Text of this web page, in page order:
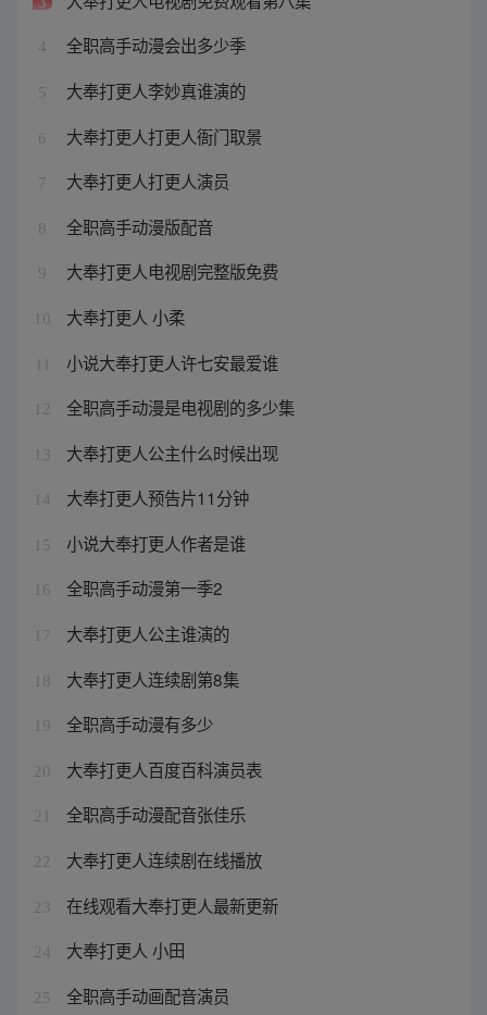
4 全职高手动漫会出多少季
5 大奉打更人李妙真谁演的
6 大奉打更人打更人衙门取景
7 大奉打更人打更人演员
8 全职高手动漫版配音
9 大奉打更人电视剧完整版免费
10 大奉打更人 小柔
小说大奉打更人许七安最爱谁
12 全职高手动漫是电视剧的多少集
13 大奉打更人公主什么时候出现
14 大奉打更人预告片11分钟
15 小说大奉打更人作者是谁
16 全职高手动漫第一季2
17 大奉打更人公主谁演的
18 大奉打更人连续剧第8集
19 全职高手动漫有多少
20 大奉打更人百度百科演员表
21 全职高手动漫配音张佳乐
22 大奉打更人连续剧在线播放
23 在线观看大奉打更人最新更新
24 大奉打更人 小田
25 全职高手动画配音演员